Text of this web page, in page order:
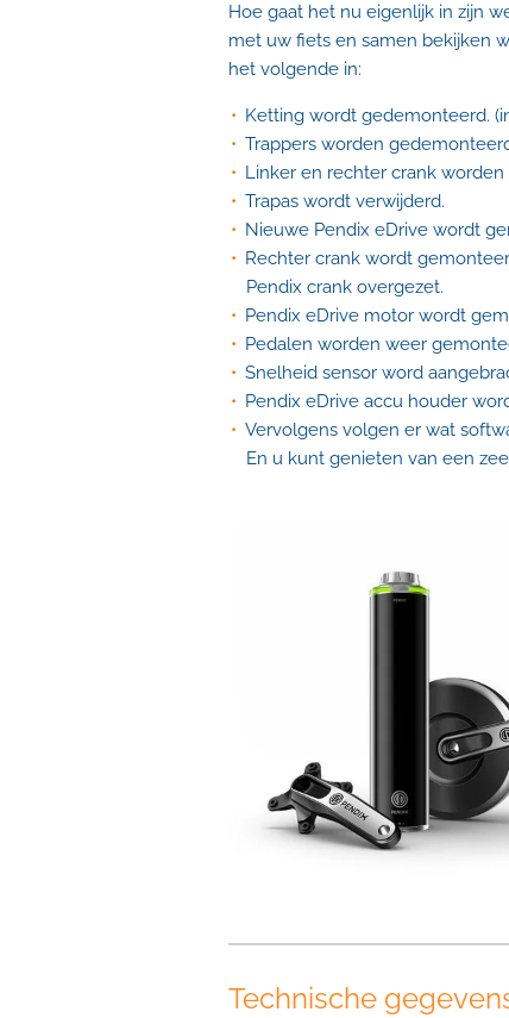
Hoe gaat het nu eigenlijk in zijn
met uw fiets en samen bekijken
het volgende in:
Ketting wordt gedemonteerd.
Trappers worden
Linker en rechter crank worden
Trapas wordt verwijderd.
Nieuwe Pendix eDrive wordt
Rechter crank wordt
Pendix crank overgezet.
Pendix eDrive motor wordt
Pedalen worden weer
Snelheid sensor word
Pendix eDrive accu houder
Vervolgens volgen er wat
En u kunt genieten van een
Technische